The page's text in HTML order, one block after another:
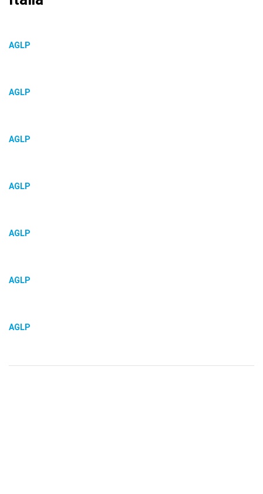
AGLP
AGLP
AGLP
AGLP
AGLP
AGLP
AGLP